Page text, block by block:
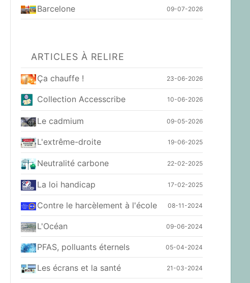
Barcelone 09-07-2026
ARTICLES À RELIRE
Ça chauffe ! 23-06-2026
Collection Accesscribe 10-06-2026
Le cadmium 09-05-2026
L'extrême-droite 19-06-2025
Neutralité carbone 22-02-2025
La loi handicap 17-02-2025
Contre le harcèlement à l'école 08-11-2024
L'Océan 09-06-2024
PFAS, polluants éternels 05-04-2024
Les écrans et la santé 21-03-2024